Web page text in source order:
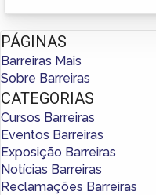
PÁGINAS
Barreiras Mais
Sobre Barreiras
CATEGORIAS
Cursos Barreiras
Eventos Barreiras
Exposição Barreiras
Notícias Barreiras
Reclamações Barreiras